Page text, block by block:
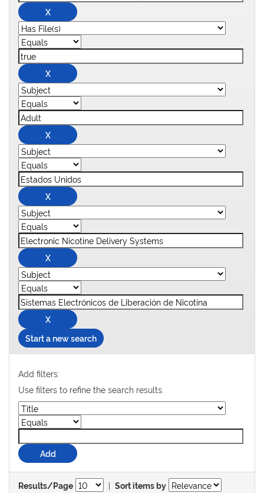
Start a new search
Add filters:
Use filters to refine the search results.
Results/Page | Sort items by